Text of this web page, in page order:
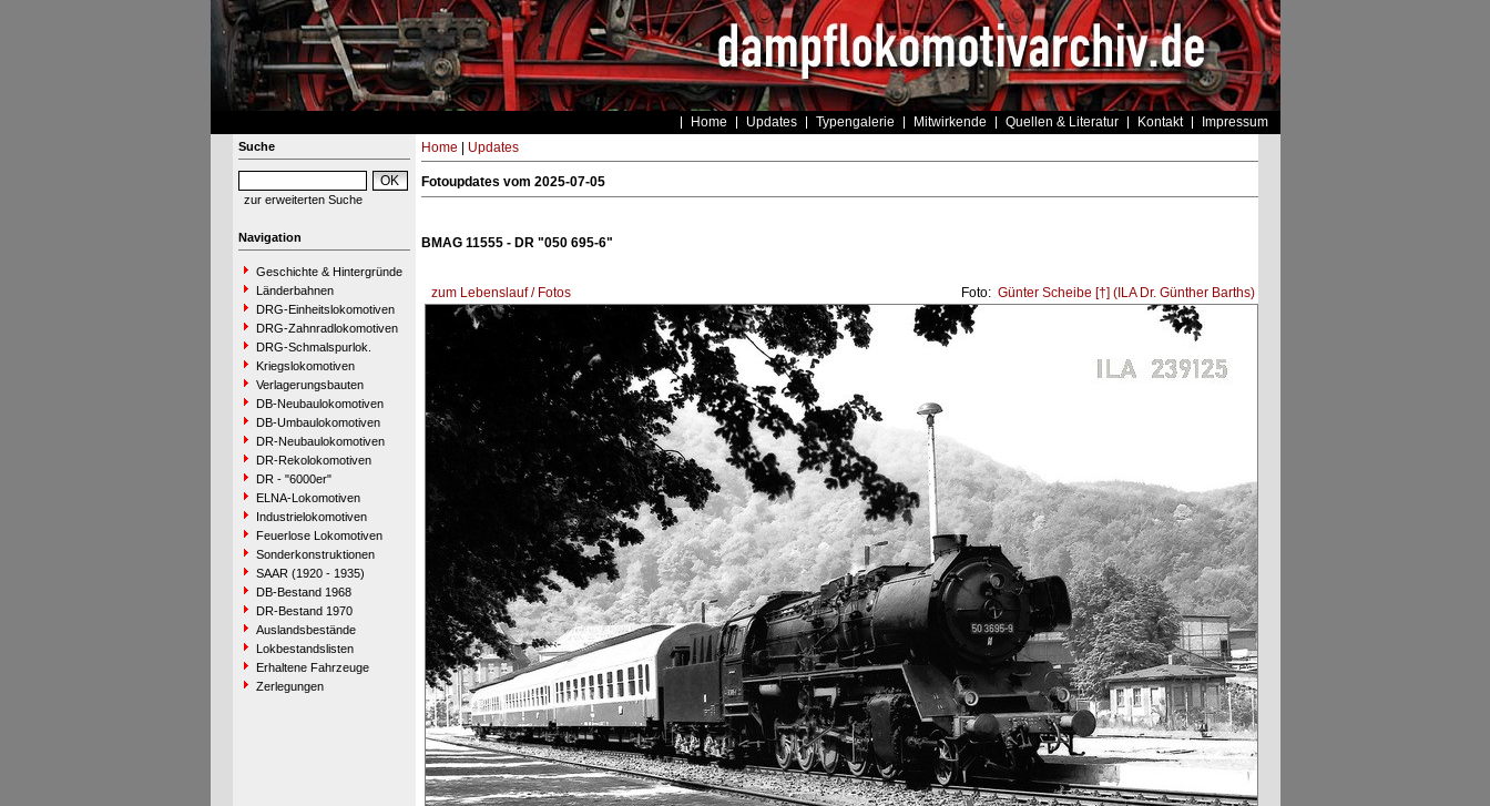
Home Updates Typengalerie Mitwirkende Quellen & Literatur Kontakt Impressum
Suche
zur erweiterten Suche
Navigation
Geschichte & Hintergründe
Länderbahnen
DRG-Einheitslokomotiven
DRG-Zahnradlokomotiven
DRG-Schmalspurlok.
Kriegslokomotiven
Verlagerungsbauten
DB-Neubaulokomotiven
DB-Umbaulokomotiven
DR-Neubaulokomotiven
DR-Rekolokomotiven
DR - "6000er"
ELNA-Lokomotiven
Industrielokomotiven
Feuerlose Lokomotiven
Sonderkonstruktionen
SAAR (1920 - 1935)
DB-Bestand 1968
DR-Bestand 1970
Auslandsbestände
Lokbestandslisten
Erhaltene Fahrzeuge
Zerlegungen
Home Updates
Fotoupdates vom 2025-07-05
BMAG 11555 - DR "050 695-6"
zum Lebenslauf / Fotos Foto: Günter Scheibe [†] (ILA Dr. Günther Barths)